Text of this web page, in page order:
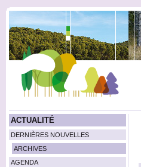
ACTUALITÉ
DERNIÈRES NOUVELLES
ARCHIVES
AGENDA